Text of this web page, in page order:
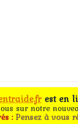
est en
sur notre
:Pensez à vous